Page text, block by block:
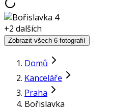
+2 dalších
Zobrazit všech 6 fotografií
Domů
Kanceláře
Praha
Bořislavka